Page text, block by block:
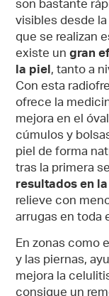
son bastante
visibles desde
que se realizan
existe ungran
la piel , tanto a
Con esta
ofrece la
mejora en el
cúmulos y
piel de forma
tras la primera
resultados en
relieve con
arrugas en toda
En zonas como
y las piernas,
mejora la
consigue un